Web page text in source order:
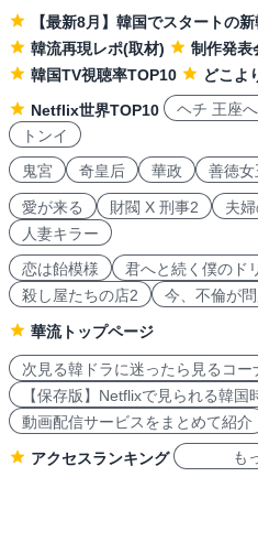
【最新8月】韓国でスタートの
韓流再現レポ(取材)
制作発表
韓国TV視聴率TOP10
どこよ
Netflix世界TOP10
ヘチ 王座
トンイ
鬼宮
奇皇后 華政 善徳女
愛が来る 財閥 X 刑事2 夫
人妻キラー
恋は飴模様
君へと続く僕のド
殺し屋たちの店2
今、不倫が
華流トップページ
次見る韓ドラに迷ったら見るコー
【保存版】Netflixで見られる韓国
動画配信サービスをまとめて紹介
アクセスランキング もっ